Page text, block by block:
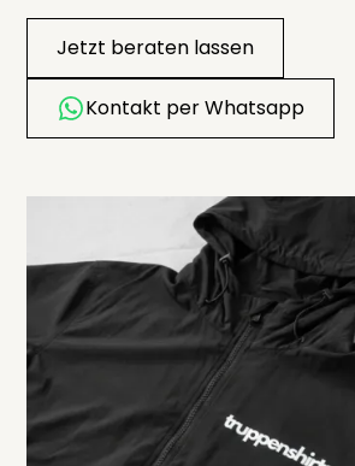
Jetzt beraten lassen
Kontakt per Whatsapp